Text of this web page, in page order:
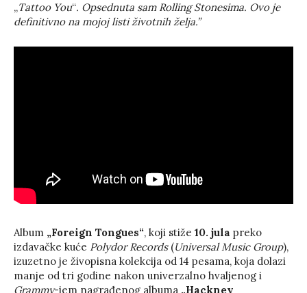
„Tattoo You“. Opsednuta sam Rolling Stonesima. Ovo je
definitivno na mojoj listi životnih želja.”
Album „Foreign Tongues“, koji stiže 10. jula preko
izdavačke kuće Polydor Records(Universal Music Group),
izuzetno je živopisna kolekcija od 14 pesama, koja dolazi
manje od tri godine nakon univerzalno hvaljenog i
Grammy-jem nagrađenog albuma „Hackney